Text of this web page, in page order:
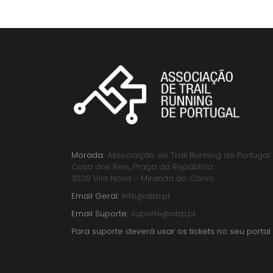
Morada: Associação de Trail Running de Portugal
Casa dos Reis, Praça da República
3220 Vila Nova – Miranda do Corvo
Email Geral: info@atrp.pt
Email Suporte: suporte@atrp.pt
Para suporte deverá usar os tickets no seu portal